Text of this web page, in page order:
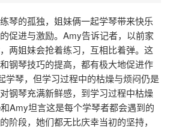
琴的孤独，姐妹俩一起学琴带来快乐
促进与激励。Amy告诉记者，以前家
两姐妹会抢着练习，互相比着弹。这
钢琴技巧的提高，都有极大地促进作
学琴，但学习过程中的枯燥与烦闷仍是
钢琴充满新鲜感，到学习过程中枯燥
Amy坦言这是每个学琴者都会遇到的
阶段，她们都无比庆幸当初的坚持，